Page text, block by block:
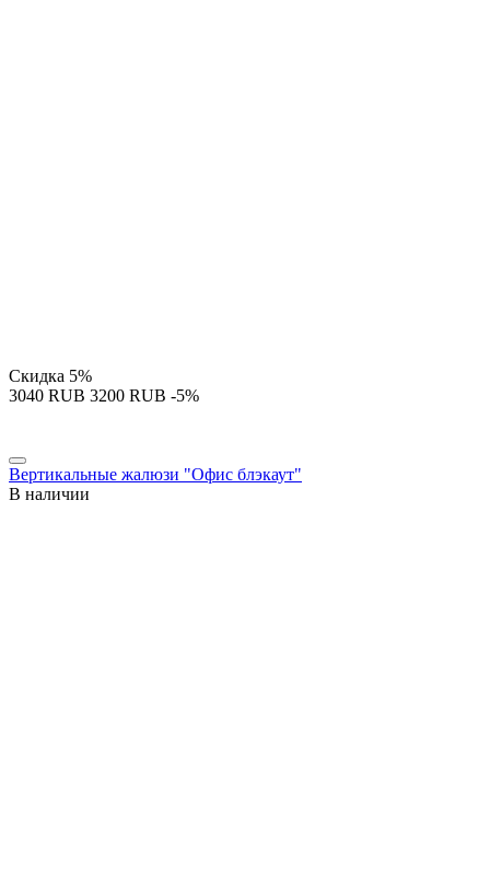
Скидка 5%
‍3040‍ RUB ‍3200‍ RUB -5%
Вертикальные жалюзи "Офис блэкаут"
В наличии